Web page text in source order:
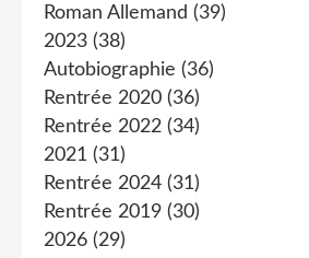
Roman Allemand (39)
2023 (38)
Autobiographie (36)
Rentrée 2020 (36)
Rentrée 2022 (34)
2021 (31)
Rentrée 2024 (31)
Rentrée 2019 (30)
2026 (29)